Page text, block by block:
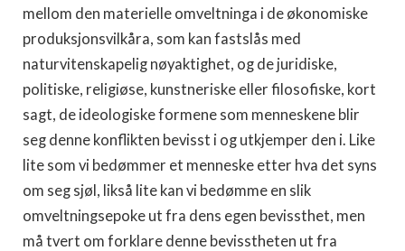
mellom den materielle omveltninga i de økonomiske
produksjonsvilkåra, som kan fastslås med
naturvitenskapelig nøyaktighet, og de juridiske,
politiske, religiøse, kunstneriske eller filosofiske, kort
sagt, de ideologiske formene som menneskene blir
seg denne konflikten bevisst i og utkjemper den i. Like
lite som vi bedømmer et menneske etter hva det syns
om seg sjøl, likså lite kan vi bedømme en slik
omveltningsepoke ut fra dens egen bevissthet, men
må tvert om forklare denne bevisstheten ut fra